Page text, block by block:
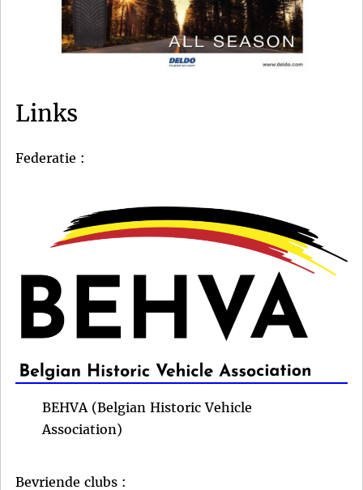
Links
Federatie :
BEHVA (Belgian Historic Vehicle
Association)
Bevriende clubs :